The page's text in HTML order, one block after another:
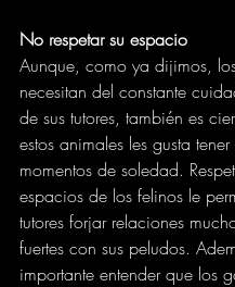
No respetar su espacio
Aunque, como ya dijimos,
necesitan del constante
de sus tutores, también es
estos animales les gusta tener
momentos de soledad.
espacios de los felinos le
tutores forjar relaciones
fuertes con sus peludos.
importante entender que los